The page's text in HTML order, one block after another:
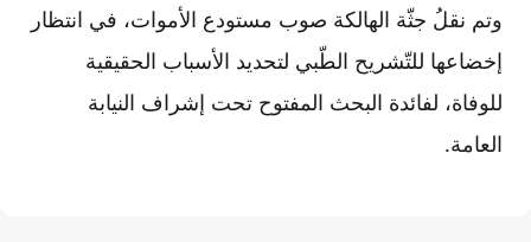
وتم نقلُ جثّة الهالكة صوب مستودع الأموات، في انتظار
إخضاعها للتّشريح الطّبي لتحديد الأسباب الحقيقية
للوفاة، لفائدة البحث المفتوح تحت إشراف النيابة
العامة.